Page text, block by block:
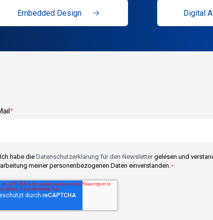
Embedded Design Digital
*
Ich habe die Datenschutzerklärung für den Newslettergelesen und
meiner personenbezogenen Daten einverstanden.*